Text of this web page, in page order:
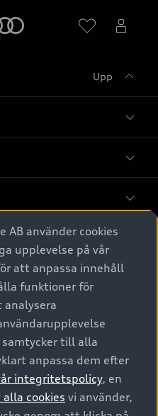
Upp
nya
Reserved.
AB använder cookies
upplevelse på vår
att anpassa innehåll
funktioner för
analysera
till alla
anpassa dem efter
integritetspolicy, en
cookies vi använder,